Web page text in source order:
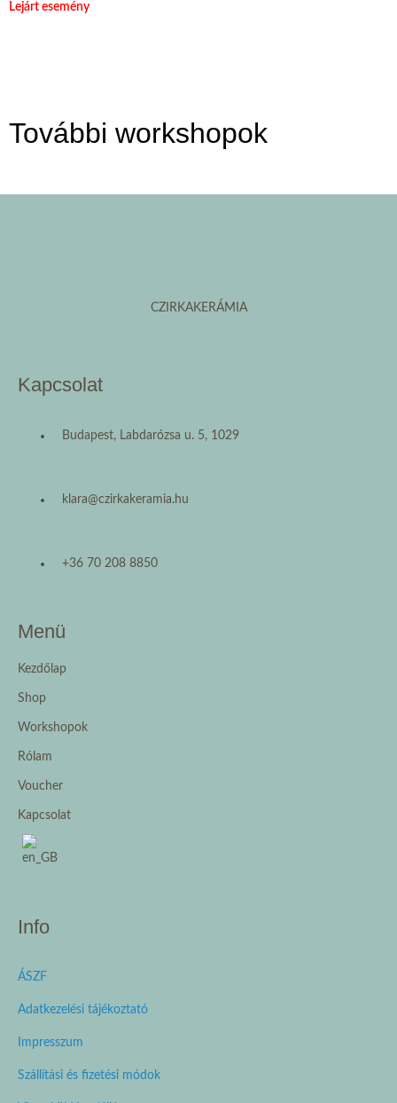
Lejárt esemény
További workshopok
CZIRKAKERÁMIA
Kapcsolat
Budapest, Labdarózsa u. 5, 1029
klara@czirkakeramia.hu
+36 70 208 8850
Menü
Kezdőlap
Shop
Workshopok
Rólam
Voucher
Kapcsolat
Info
ÁSZF
Adatkezelési tájékoztató
Impresszum
Szállítási és fizetési módok